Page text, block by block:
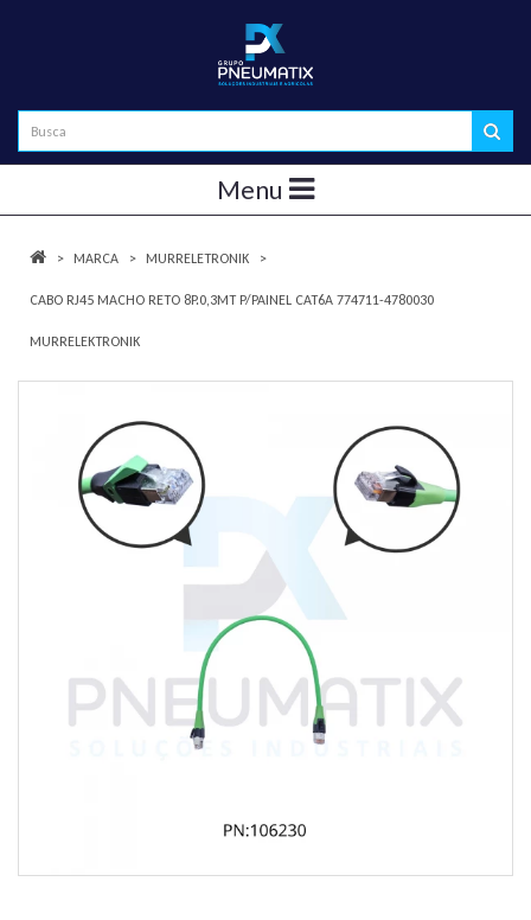
Menu
MARCA MURRELETRONIK
CABO RJ45 MACHO RETO 8P.0,3MT P/PAINEL CAT6A 774711-4780030
MURRELEKTRONIK